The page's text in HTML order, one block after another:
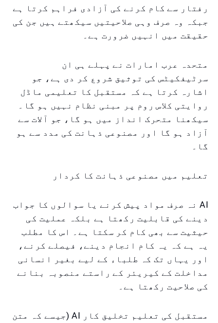
رفتار سے کام کرنے کی آزادی فراہم کرتا ہے
جبکہ وہ صرف وہی صلاحیتیں سیکھتے ہیں جن کی
حقیقت میں انہیں ضرورت ہے۔
متحدہ عرب امارات نے پہلے ہی ان
سرٹیفکیٹس کی توثیق شروع کر دی ہے، جو
اشارہ کرتا ہے کہ مستقبل کا تعلیمی ماڈل
روایتی کلاس روم پر مبنی نظام نہیں ہو گا۔
سیکھنا متحرک انداز میں ہو گا، جو آلات سے
آزاد ہو گا اور مصنوعی ذہانت کی مدد سے ہو
گا۔
تعلیم میں مصنوعی ذہانت کا کردار
AI نہ صرف مواد پیش کرنے یا سوالوں کا جواب
دینے کی قابلیت رکھتا ہے بلکہ عملیت کی
حیثیت سے بھی کام کر سکتا ہے۔ اس کا مطلب
یہ ہے کہ یہ کام انجام دینے، فیصلے کرنے،
اور یہاں تک کہ طلباء کے لیے بغیر انسانی
مداخلت کے کیریئر کے راستے منصوبہ بنانے
کی صلاحیت رکھتا ہے۔
مستقبل کی تعلیم تخلیق کار AI (جیسے کہ متن